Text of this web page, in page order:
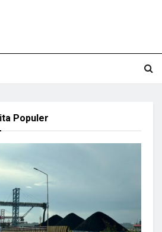
Populer